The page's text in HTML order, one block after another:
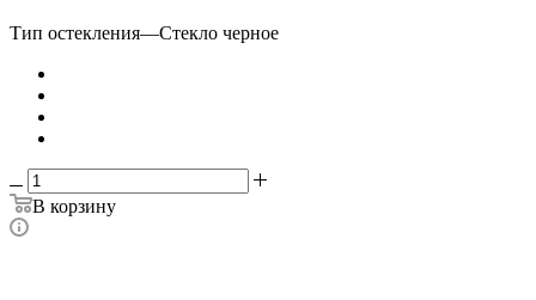
Тип остекления—Стекло черное
В корзину